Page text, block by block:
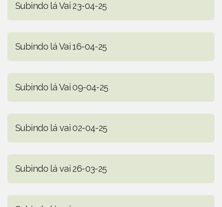
Subindo lá Vai 23-04-25
Subindo lá Vai 16-04-25
Subindo lá Vai 09-04-25
Subindo lá vai 02-04-25
Subindo lá vai 26-03-25